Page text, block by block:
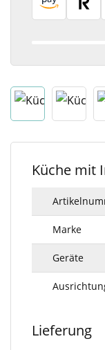
Küche mit
Marke
Geräte
Lieferung